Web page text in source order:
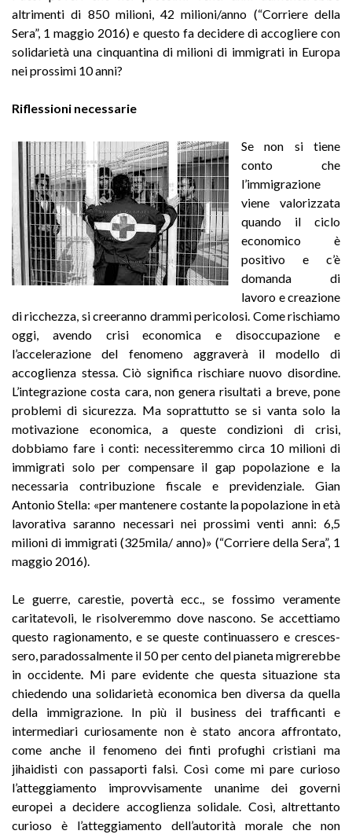
altrimenti di 850 milioni, 42 milioni/anno (“Corriere della
Sera”, 1 maggio 2016) e questo fa decidere di accogliere con
solidarietà una cinquantina di milioni di immigrati in Europa
nei prossimi 10 anni?
Riflessioni necessarie
Se non si tiene
conto che
l’immigrazione
viene valorizzata
quando il ciclo
economico è
positivo e c’è
domanda di
lavoro e creazione
di ricchezza, si creeranno drammi pericolosi. Come rischiamo
oggi, avendo crisi economica e disoccupazione e
l’accelerazione del fenomeno aggraverà il modello di
accoglienza stessa. Ciò significa rischiare nuovo disordine.
L’integrazione costa cara, non genera risultati a breve, pone
problemi di sicurezza. Ma soprattutto se si vanta solo la
motivazione economica, a queste condizioni di crisi,
dobbiamo fare i conti: necessiteremmo circa 10 milioni di
immigrati solo per compensare il gap popolazione e la
necessaria contribuzione fiscale e previdenziale. Gian
Antonio Stella: «per mantenere costante la popolazione in età
lavorativa saranno necessari nei prossimi venti anni: 6,5
milioni di immigrati (325mila/ anno)» (“Corriere della Sera”, 1
maggio 2016).
Le guerre, carestie, povertà ecc., se fossimo veramente
caritatevoli, le risolveremmo dove nascono. Se accettiamo
questo ragionamento, e se queste continuassero e cresces­
sero, paradossalmente il 50 per cento del pianeta migrerebbe
in occidente. Mi pare evidente che questa situazione sta
chiedendo una solidarietà economica ben diversa da quella
della immigrazione. In più il business dei trafficanti e
intermediari curiosamente non è stato ancora affrontato,
come anche il fenomeno dei finti profughi cristiani ma
jihaidisti con passaporti falsi. Così come mi pare curioso
l’atteggiamento improvvisamente unanime dei governi
europei a decidere accoglienza solidale. Così, altrettanto
curioso è l’atteggiamento dell’autorità morale che non